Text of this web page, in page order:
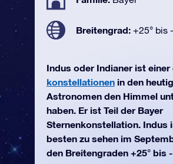
Breitengrad: +25° bis
Indus oder Indianer ist einer
konstellationen in den
Astronomen den Himmel
haben. Er ist Teil der Bayer
Sternenkonstellation. Indus
besten zu sehen im
den Breitengraden +25° bis -